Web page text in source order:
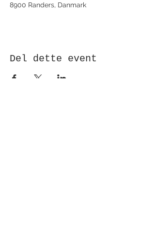
8900 Randers, Danmark
Del dette event